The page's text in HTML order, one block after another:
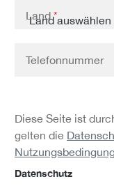
Land*
Telefonnummer
Diese Seite ist
gelten die
Datenschutz